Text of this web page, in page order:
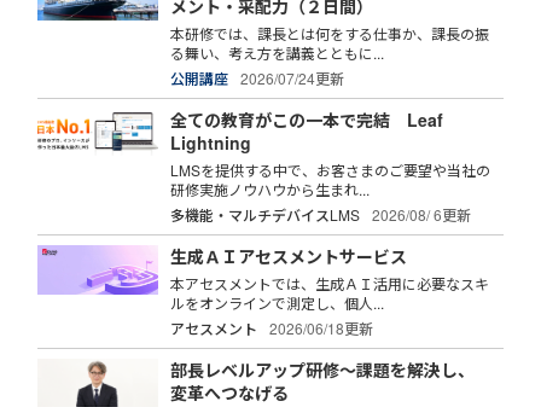
メント・采配力（２日間）
本研修では、課長とは何をする仕事か、課長の振
る舞い、考え方を講義とともに...
公開講座
2026/07/24更新
全ての教育がこの一本で完結 Leaf
Lightning
LMSを提供する中で、お客さまのご要望や当社の
研修実施ノウハウから生まれ...
多機能・マルチデバイスLMS
2026/08/ 6更新
生成ＡＩアセスメントサービス
本アセスメントでは、生成ＡＩ活用に必要なスキ
ルをオンラインで測定し、個人...
アセスメント
2026/06/18更新
部長レベルアップ研修～課題を解決し、
変革へつなげる